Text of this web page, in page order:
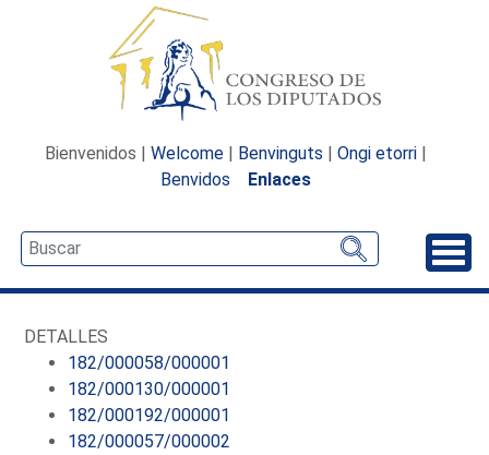
Bienvenidos | Welcome | Benvinguts | Ongi etorri |
Benvidos
Enlaces
DETALLES
182/000058/000001
182/000130/000001
182/000192/000001
182/000057/000002